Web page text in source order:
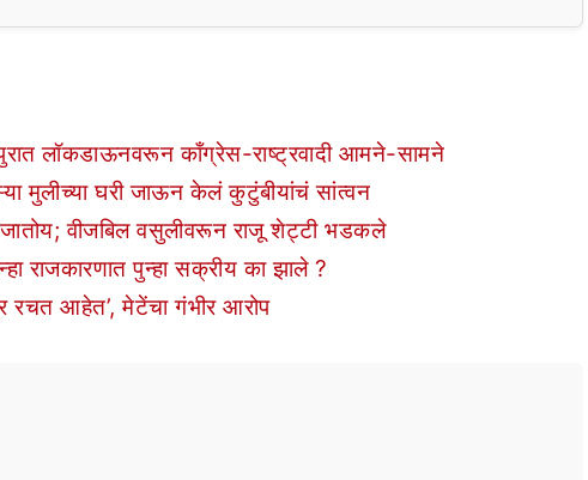
लॉकडाऊनवरून काँग्रेस-राष्ट्रवादी आमने-सामने
मुलीच्या घरी जाऊन केलं कुटुंबीयांचं सांत्वन
जातोय; वीजबिल वसुलीवरून राजू शेट्टी भडकले
राजकारणात पुन्हा सक्रीय का झाले ?
रचत आहेत’, मेटेंचा गंभीर आरोप